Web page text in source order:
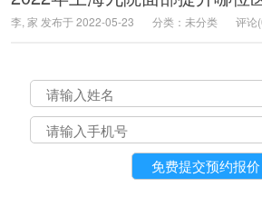
陪我减肥网
李, 家 发布于 2022-05-23 分类：未分类 评论